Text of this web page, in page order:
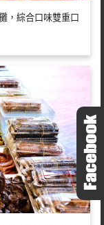
，綜合口味雙重口